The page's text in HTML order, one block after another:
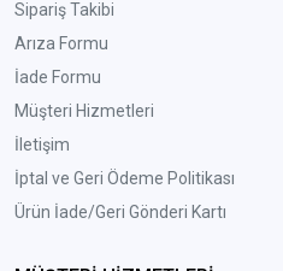
Sipariş Takibi
Arıza Formu
İade Formu
Müşteri Hizmetleri
İletişim
İptal ve Geri Ödeme Politikası
Ürün İade/Geri Gönderi Kartı